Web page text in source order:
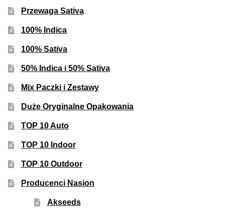
Przewaga Sativa
100% Indica
100% Sativa
50% Indica i 50% Sativa
Mix Paczki i Zestawy
Duże Oryginalne Opakowania
TOP 10 Auto
TOP 10 Indoor
TOP 10 Outdoor
Producenci Nasion
Akseeds